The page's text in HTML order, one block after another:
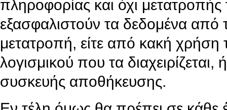
πληροφορίας και όχι
εξασφαλιστούν τα δεδομένα από
μετατροπή, είτε από κακή χρήση
λογισμικού που τα διαχειρίζεται,
συσκευής αποθήκευσης.